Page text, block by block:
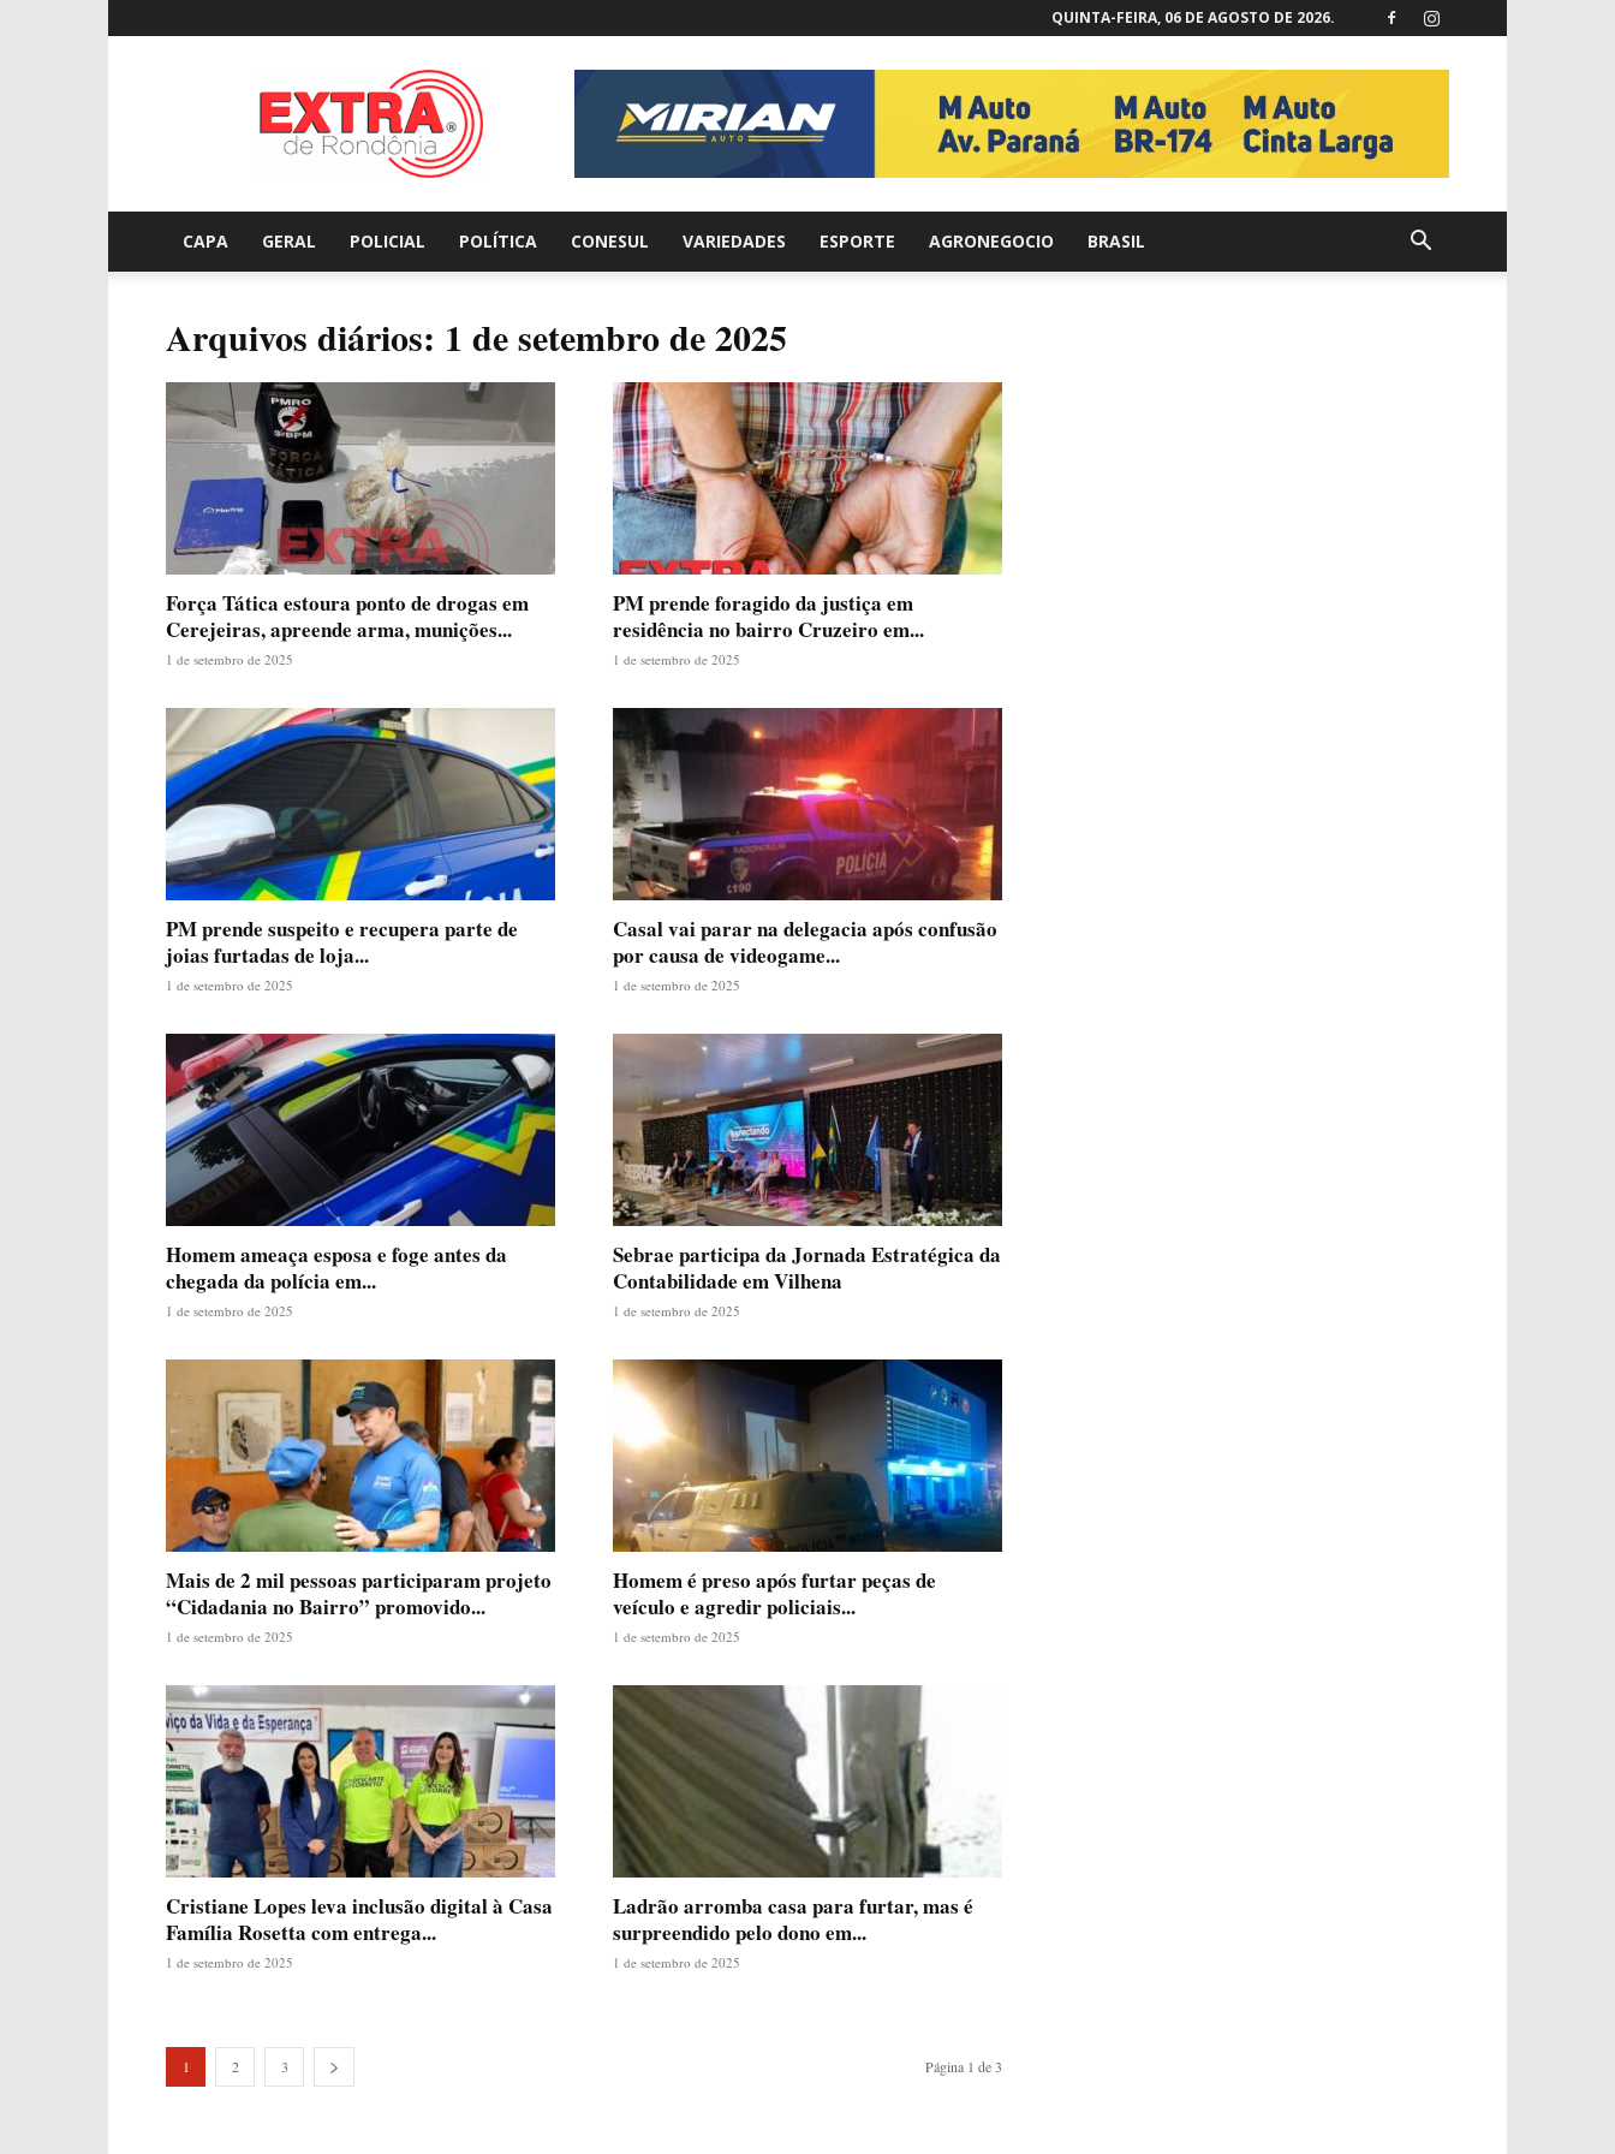
QUINTA-FEIRA, 06 DE AGOSTO DE 2026.
Extraderondonia.com.br
CAPA GERAL POLICIAL POLÍTICA CONESUL VARIEDADES ESPORTE AGRONEGOCIO BRASIL
Arquivos diários: 1 de setembro de 2025
Força Tática estoura ponto de drogas em
Cerejeiras, apreende arma, munições...
1 de setembro de 2025
PM prende foragido da justiça em
residência no bairro Cruzeiro em...
1 de setembro de 2025
PM prende suspeito e recupera parte de
joias furtadas de loja...
1 de setembro de 2025
Casal vai parar na delegacia após confusão
por causa de videogame...
1 de setembro de 2025
Homem ameaça esposa e foge antes da
chegada da polícia em...
1 de setembro de 2025
Sebrae participa da Jornada Estratégica da
Contabilidade em Vilhena
1 de setembro de 2025
Mais de 2 mil pessoas participaram projeto
“Cidadania no Bairro” promovido...
1 de setembro de 2025
Homem é preso após furtar peças de
veículo e agredir policiais...
1 de setembro de 2025
Cristiane Lopes leva inclusão digital à Casa
Família Rosetta com entrega...
1 de setembro de 2025
Ladrão arromba casa para furtar, mas é
surpreendido pelo dono em...
1 de setembro de 2025
1 2 3 Página 1 de 3